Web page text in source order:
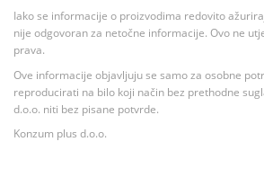
Iako se informacije o proizvodima redovito
nije odgovoran za netočne informacije. Ovo ne
prava.
Ove informacije objavljuju se samo za osobne
reproducirati na bilo koji način bez prethodne
d.o.o. niti bez pisane potvrde.
Konzum plus d.o.o.